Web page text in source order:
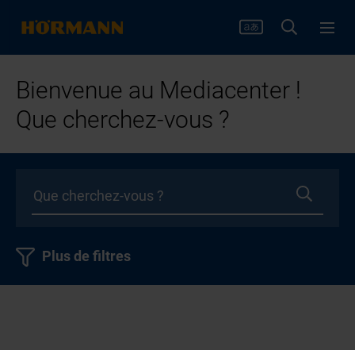
Bienvenue au Mediacenter !
Que cherchez-vous ?
Plus de filtres